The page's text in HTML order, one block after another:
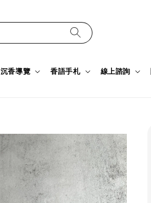
沉香導覽 香語手札 線上諮詢